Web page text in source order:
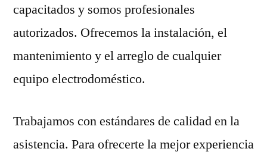
capacitados y somos profesionales
autorizados. Ofrecemos la instalación, el
mantenimiento y el arreglo de cualquier
equipo electrodoméstico.
Trabajamos con estándares de calidad en la
asistencia. Para ofrecerte la mejor experiencia